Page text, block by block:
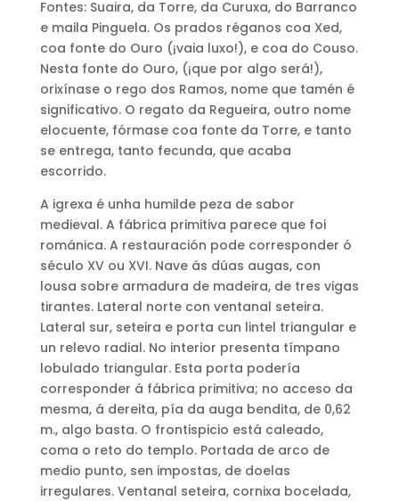
Fontes: Suaira, da Torre, da Curuxa, do Barranco
e maila Pinguela. Os prados réganos coa Xed,
coa fonte do Ouro (¡vaia luxo!), e coa do Couso.
Nesta fonte do Ouro, (¡que por algo será!),
orixínase o rego dos Ramos, nome que tamén é
significativo. O regato da Regueira, outro nome
elocuente, fórmase coa fonte da Torre, e tanto
se entrega, tanto fecunda, que acaba
escorrido.
A igrexa é unha humilde peza de sabor
medieval. A fábrica primitiva parece que foi
románica. A restauración pode corresponder ó
século XV ou XVI. Nave ás dúas augas, con
lousa sobre armadura de madeira, de tres vigas
tirantes. Lateral norte con ventanal seteira.
Lateral sur, seteira e porta cun lintel triangular e
un relevo radial. No interior presenta tímpano
lobulado triangular. Esta porta podería
corresponder á fábrica primitiva; no acceso da
mesma, á dereita, pía da auga bendita, de 0,62
m., algo basta. O frontispicio está caleado,
coma o reto do templo. Portada de arco de
medio punto, sen impostas, de doelas
irregulares. Ventanal seteira, cornixa bocelada,